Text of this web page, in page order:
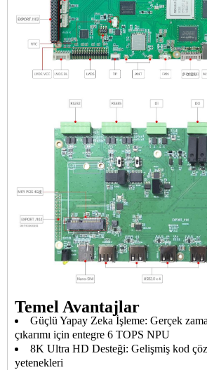
Temel Avantajlar
Güçlü Yapay Zeka İşleme: Gerçek
çıkarımı için entegre 6 TOPS NPU
8K Ultra HD Desteği: Gelişmiş kod
yetenekleri